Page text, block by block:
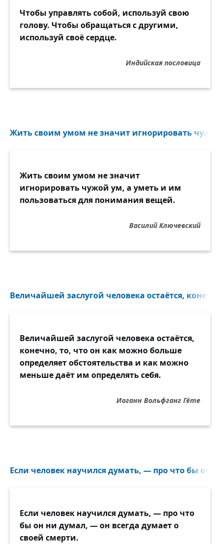
Чтобы управлять собой, используй свою
голову. Чтобы обращаться с другими,
используй своё сердце.
Индийская пословица
Жить своим умом не значит игнорировать
Жить своим умом не значит
игнорировать чужой ум, а уметь и им
пользоваться для понимания вещей.
Василий Ключевский
Величайшей заслугой человека остаётся,
Величайшей заслугой человека остаётся,
конечно, то, что он как можно больше
определяет обстоятельства и как можно
меньше даёт им определять себя.
Иоганн Вольфганг Гёте
Если человек научился думать, — про что бы он
Если человек научился думать, — про что
бы он ни думал, — он всегда думает о
своей смерти.